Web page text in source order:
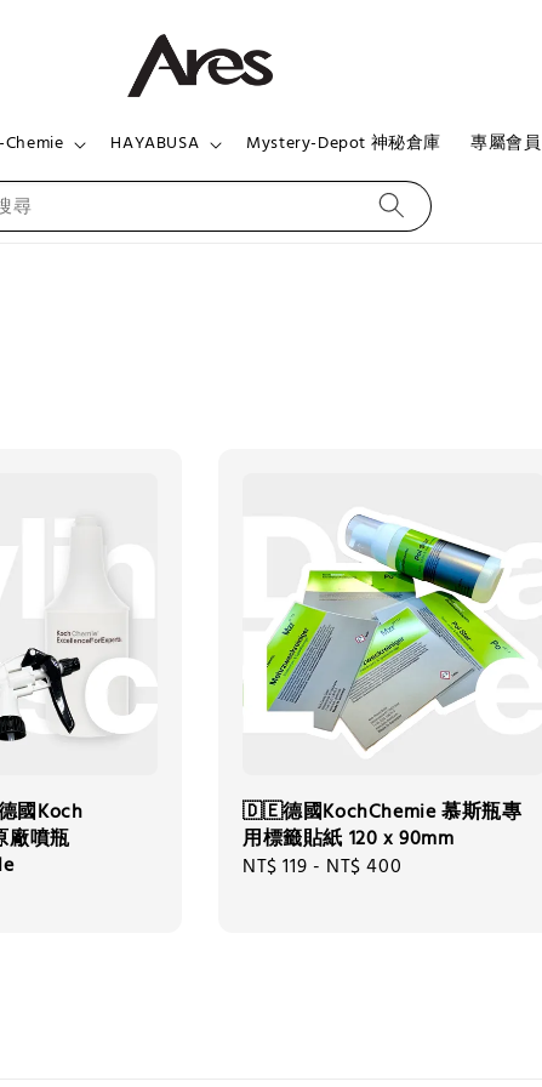
尋
HAYABUSA Mystery-Depot 神秘倉庫 專屬會員
國Koch
廠噴瓶
🇩🇪德國KochChemie 慕斯瓶專
用標籤貼紙 120 x 90mm
Regular
NT$ 119 - NT$ 400